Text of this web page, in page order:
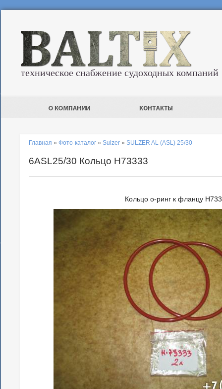
техническое снабжение судоходных компаний
Главная » Фото-каталог » Sulzer » SULZER AL (ASL) 25/30
6ASL25/30 Кольцо H73333
Кольцо о-ринг к фланцу